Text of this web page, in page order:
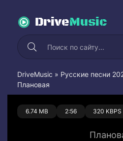
DriveMusic
DriveMusic » Русские песни
Плановая
6.74 MB 2:56 320 KBPS
0